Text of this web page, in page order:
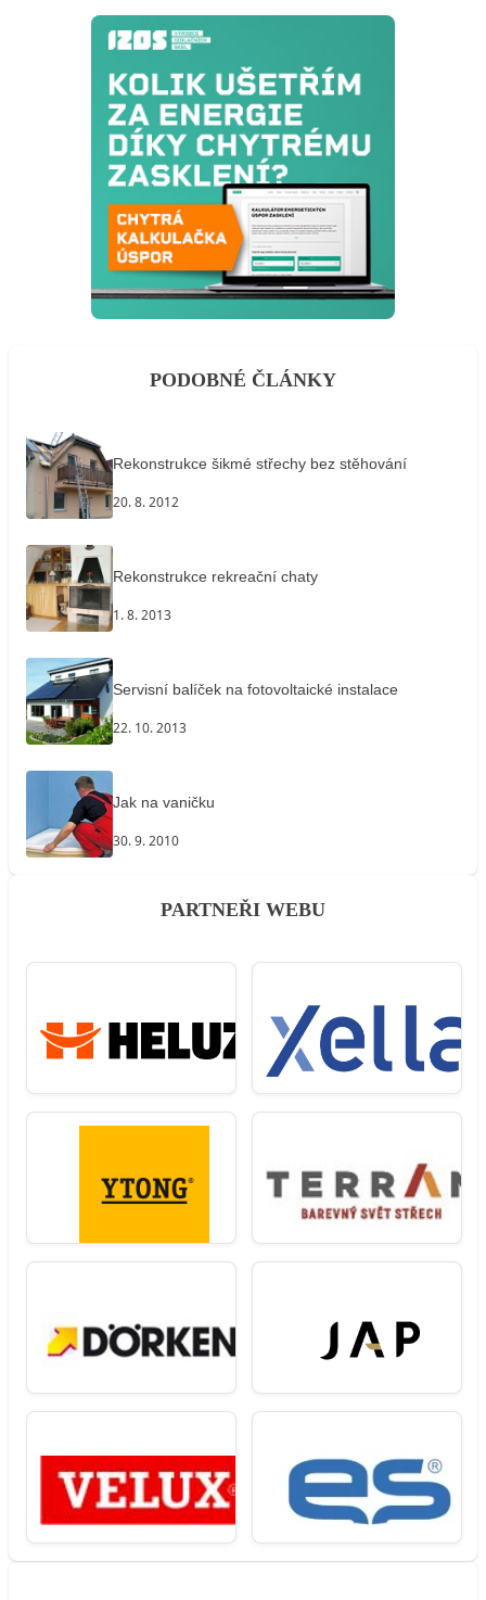
PODOBNÉ ČLÁNKY
Rekonstrukce šikmé střechy bez stěhování
20. 8. 2012
Rekonstrukce rekreační chaty
1. 8. 2013
Servisní balíček na fotovoltaické instalace
22. 10. 2013
Jak na vaničku
30. 9. 2010
PARTNEŘI WEBU